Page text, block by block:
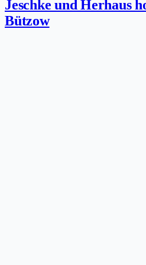
Jeschke und Herhaus
Bützow